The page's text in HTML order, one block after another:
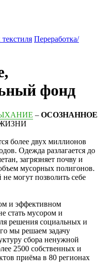
Переработка/
фонд
– ОСОЗНАННОЕ
более двух миллионов
Одежда разлагается до
загрязняет почву и
мусорных полигонов.
могут позволить себе
и эффективном
стать мусором и
решения социальных и
мы решаем задачу
сбора ненужной
2500 собственных и
приёма в 80 регионах